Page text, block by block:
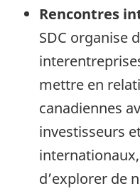
Rencontres
SDC organise
mettre en
canadiennes
investisseurs
d’explorer de